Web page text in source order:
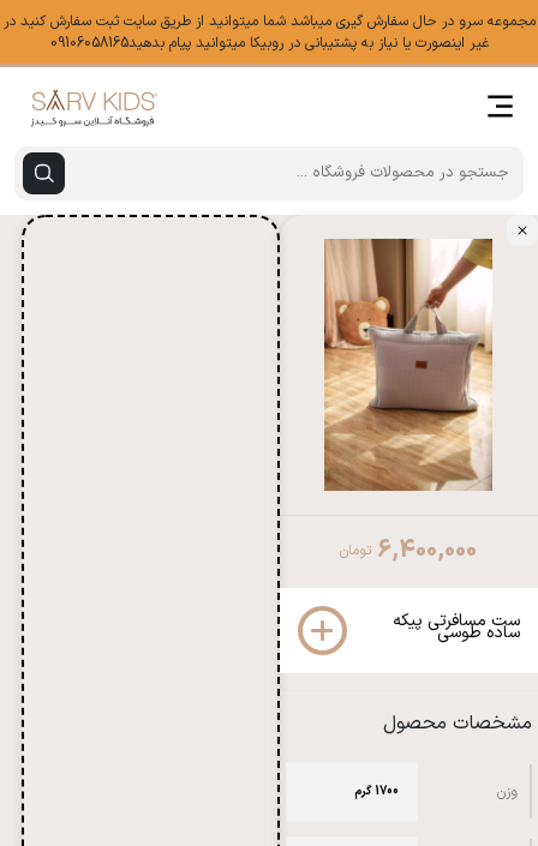
مجموعه سرو در حال سفارش گیری میباشد شما میتوانید از طریق سایت ثبت سفارش کنید در
غیر اینصورت یا نیاز به پشتیبانی در روبیکا میتوانید پیام بدهید09106058165
6,400,000 تومان
ست مسافرتي پیکه
ساده طوسی
مشخصات محصول
وزن 1700 گرم